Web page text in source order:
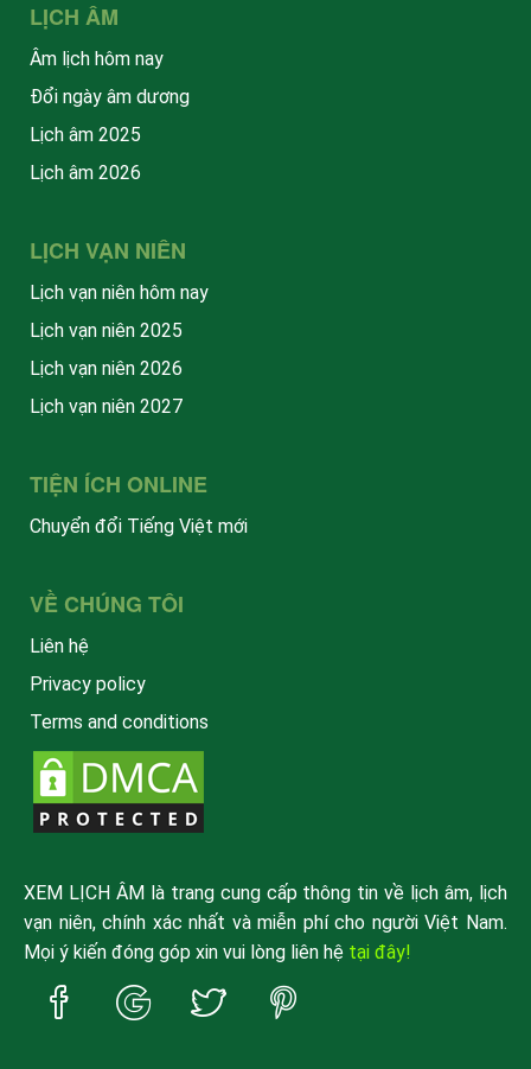
LỊCH ÂM
Âm lịch hôm nay
Đổi ngày âm dương
Lịch âm 2025
Lịch âm 2026
LỊCH VẠN NIÊN
Lịch vạn niên hôm nay
Lịch vạn niên 2025
Lịch vạn niên 2026
Lịch vạn niên 2027
TIỆN ÍCH ONLINE
Chuyển đổi Tiếng Việt mới
VỀ CHÚNG TÔI
Liên hệ
Privacy policy
Terms and conditions
XEM LỊCH ÂM là trang cung cấp thông tin về lịch âm, lịch
vạn niên, chính xác nhất và miễn phí cho người Việt Nam.
Mọi ý kiến đóng góp xin vui lòng liên hệ tại đây!
Trang
Facebook
Trang
Google
Trang
Twitter
Trang
Pinterest